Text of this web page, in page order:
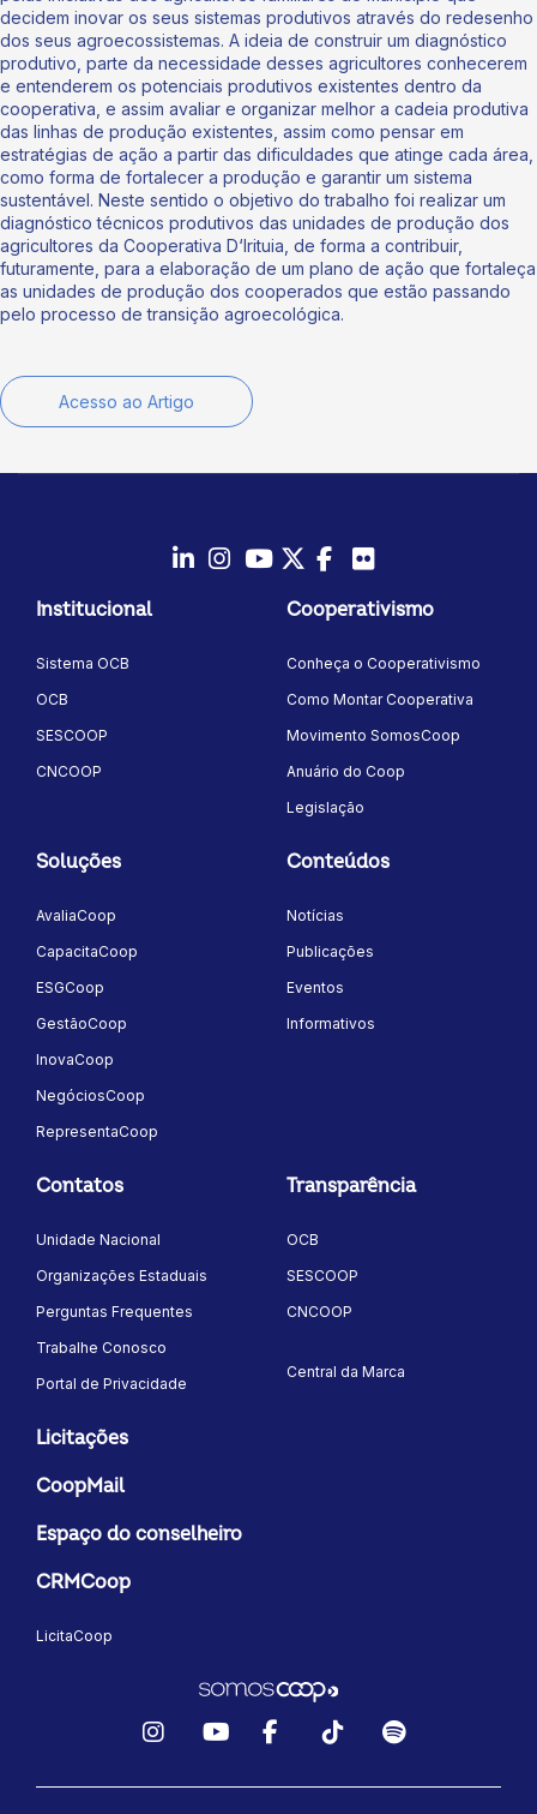
decidem inovar os seus sistemas produtivos através do redesenho
dos seus agroecossistemas. A ideia de construir um diagnóstico
produtivo, parte da necessidade desses agricultores conhecerem
e entenderem os potenciais produtivos existentes dentro da
cooperativa, e assim avaliar e organizar melhor a cadeia produtiva
das linhas de produção existentes, assim como pensar em
estratégias de ação a partir das dificuldades que atinge cada área,
como forma de fortalecer a produção e garantir um sistema
sustentável. Neste sentido o objetivo do trabalho foi realizar um
diagnóstico técnicos produtivos das unidades de produção dos
agricultores da Cooperativa D‘Irituia, de forma a contribuir,
futuramente, para a elaboração de um plano de ação que fortaleça
as unidades de produção dos cooperados que estão passando
pelo processo de transição agroecológica.
Acesso ao Artigo
Institucional
Sistema OCB
OCB
SESCOOP
CNCOOP
Cooperativismo
Conheça o Cooperativismo
Como Montar Cooperativa
Movimento SomosCoop
Anuário do Coop
Legislação
Soluções
AvaliaCoop
CapacitaCoop
ESGCoop
GestãoCoop
InovaCoop
NegóciosCoop
RepresentaCoop
Conteúdos
Notícias
Publicações
Eventos
Informativos
Contatos
Unidade Nacional
Organizações Estaduais
Perguntas Frequentes
Trabalhe Conosco
Portal de Privacidade
Transparência
OCB
SESCOOP
CNCOOP
Central da Marca
Licitações
CoopMail
Espaço do conselheiro
CRMCoop
LicitaCoop